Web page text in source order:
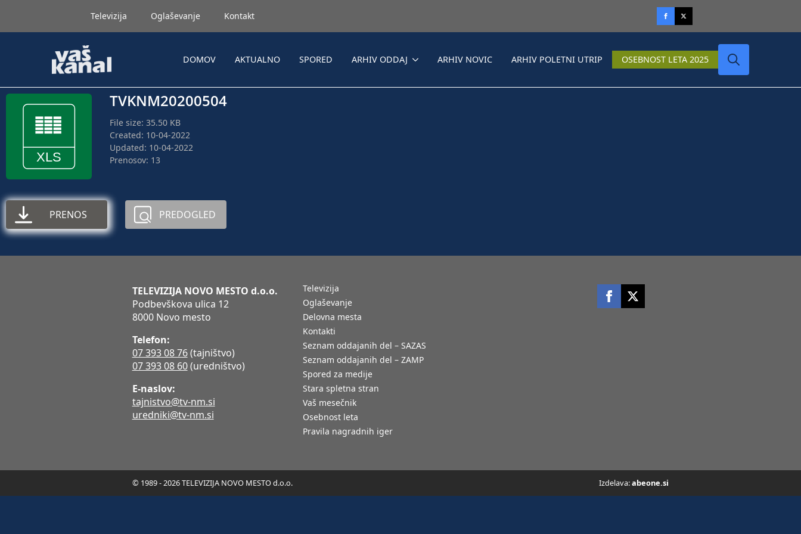
Televizija Oglaševanje Kontakt
DOMOV AKTUALNO SPORED ARHIV ODDAJ ARHIV NOVIC ARHIV POLETNI UTRIP OSEBNOST LETA 2025
TVKNM20200504
File size: 35.50 KB
Created: 10-04-2022
Updated: 10-04-2022
Prenosov: 13
PRENOS PREDOGLED
TELEVIZIJA NOVO MESTO d.o.o.
Podbevškova ulica 12
8000 Novo mesto
Telefon:
07 393 08 76(tajništvo)
07 393 08 60(uredništvo)
E-naslov:
tajnistvo@tv-nm.si
uredniki@tv-nm.si
Televizija
Oglaševanje
Delovna mesta
Kontakti
Seznam oddajanih del – SAZAS
Seznam oddajanih del – ZAMP
Spored za medije
Stara spletna stran
Vaš mesečnik
Osebnost leta
Pravila nagradnih iger
© 1989 - 2026 TELEVIZIJA NOVO MESTO d.o.o. Izdelava:abeone.si